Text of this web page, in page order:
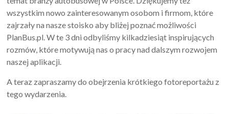
wszystkim nowo zainteresowanym osobom i firmom, które
zajrzały na nasze stoisko aby bliżej poznać możliwości
PlanBus.pl. W te 3 dni odbyliśmy kilkadziesiąt inspirujących
rozmów, które motywują nas o pracy nad dalszym rozwojem
naszej aplikacji.
A teraz zapraszamy do obejrzenia krótkiego fotoreportażu z
tego wydarzenia.